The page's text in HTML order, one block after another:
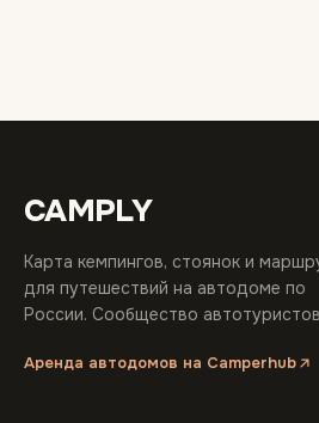
CAMPLY
Карта кемпингов, стоянок и
для путешествий на автодоме по
России. Сообщество
Аренда автодомов на Camperhub